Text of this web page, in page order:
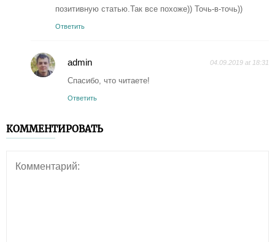
позитивную статью.Так все похоже)) Точь-в-точь))
Ответить
admin 04.09.2019 at 18:31
Спасибо, что читаете!
Ответить
КОММЕНТИРОВАТЬ